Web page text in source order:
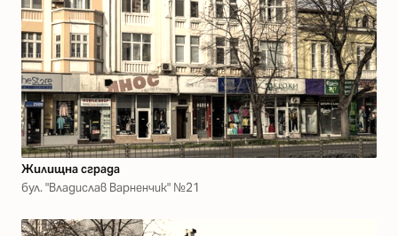
Жилищна сграда
бул. "Владислав Варненчик" №21